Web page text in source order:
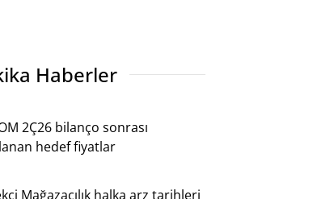
Haberler
2Ç26 bilanço sonrası
hedef fiyatlar
Mağazacılık halka arz tarihleri